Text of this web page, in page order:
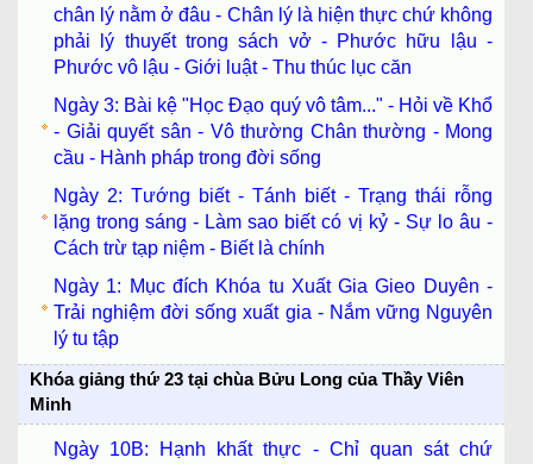
chân lý nằm ở đâu - Chân lý là hiện thực chứ không
phải lý thuyết trong sách vở - Phước hữu lậu -
Phước vô lậu - Giới luật - Thu thúc lục căn
Ngày 3: Bài kệ "Học Đạo quý vô tâm..." - Hỏi về Khổ
- Giải quyết sân - Vô thường Chân thường - Mong
cầu - Hành pháp trong đời sống
Ngày 2: Tướng biết - Tánh biết - Trạng thái rỗng
lặng trong sáng - Làm sao biết có vị kỷ - Sự lo âu -
Cách trừ tạp niệm - Biết là chính
Ngày 1: Mục đích Khóa tu Xuất Gia Gieo Duyên -
Trải nghiệm đời sống xuất gia - Nắm vững Nguyên
lý tu tập
Khóa giảng thứ 23 tại chùa Bửu Long của Thầy Viên
Minh
Ngày 10B: Hạnh khất thực - Chỉ quan sát chứ